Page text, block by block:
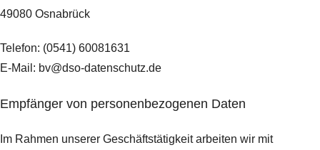
49080 Osnabrück
Telefon: (0541) 60081631
E-Mail: bv@dso-datenschutz.de
Empfänger von personenbezogenen Daten
Im Rahmen unserer Geschäftstätigkeit arbeiten wir mit